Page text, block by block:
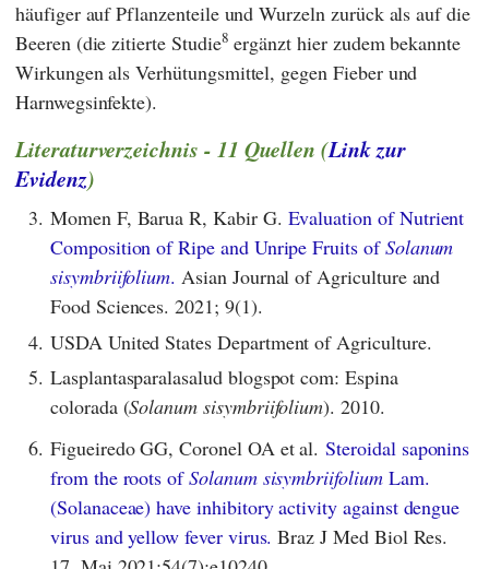
häufiger auf Pflanzenteile und Wurzeln zurück als auf die
Beeren (die zitierte Studie8 ergänzt hier zudem bekannte
Wirkungen als Verhütungsmittel, gegen Fieber und
Harnwegsinfekte).
Literaturverzeichnis - 11 Quellen (Link zur
Evidenz)
3. Momen F, Barua R, Kabir G. Evaluation of Nutrient
Composition of Ripe and Unripe Fruits ofSolanum
sisymbriifolium. Asian Journal of Agriculture and
Food Sciences. 2021; 9(1).
4. USDA United States Department of Agriculture.
5. Lasplantasparalasalud blogspot com: Espina
colorada (Solanum sisymbriifolium). 2010.
6. Figueiredo GG, Coronel OA et al.Steroidal saponins
from the roots ofSolanum sisymbriifoliumLam.
(Solanaceae) have inhibitory activity against dengue
virus and yellow fever virus. Braz J Med Biol Res.